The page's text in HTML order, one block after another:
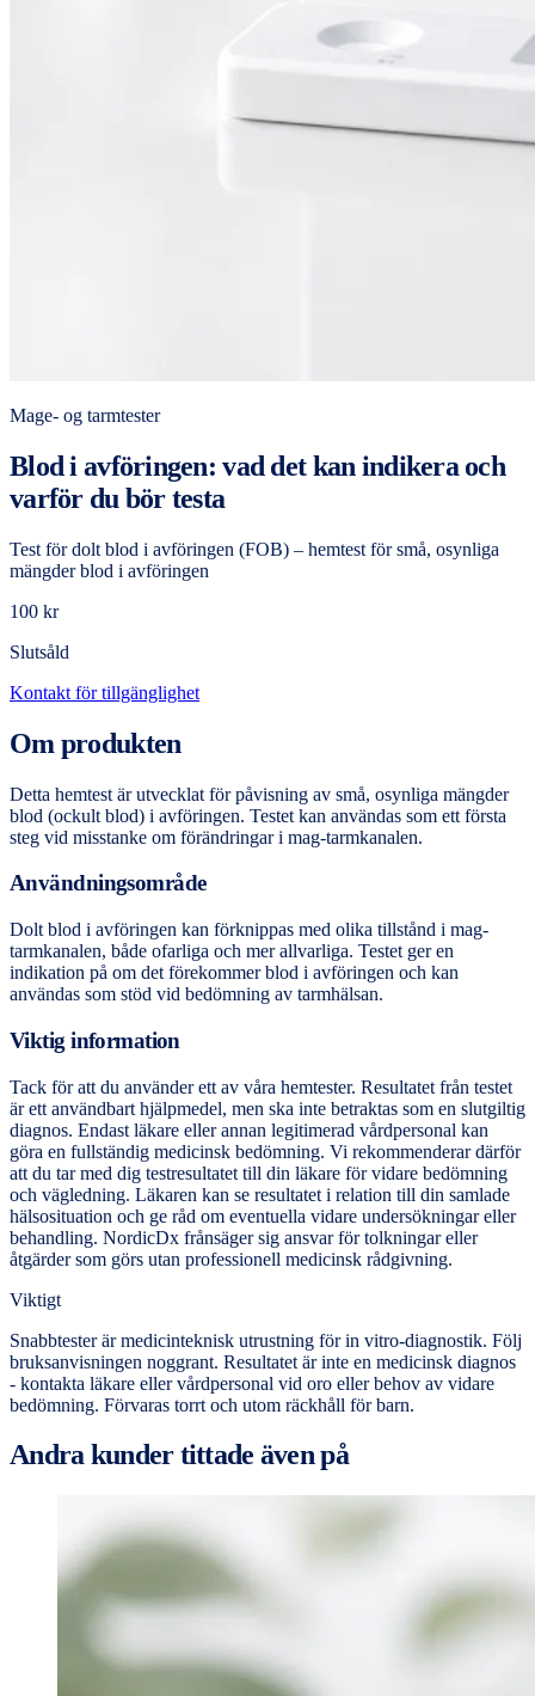
Mage- og tarmtester
Blod i avföringen: vad det kan indikera och
varför du bör testa
Test för dolt blod i avföringen (FOB) – hemtest för små, osynliga
mängder blod i avföringen
100 kr
Slutsåld
Kontakt för tillgänglighet
Om produkten
Detta hemtest är utvecklat för påvisning av små, osynliga mängder
blod (ockult blod) i avföringen. Testet kan användas som ett första
steg vid misstanke om förändringar i mag-tarmkanalen.
Användningsområde
Dolt blod i avföringen kan förknippas med olika tillstånd i mag-
tarmkanalen, både ofarliga och mer allvarliga. Testet ger en
indikation på om det förekommer blod i avföringen och kan
användas som stöd vid bedömning av tarmhälsan.
Viktig information
Tack för att du använder ett av våra hemtester. Resultatet från testet
är ett användbart hjälpmedel, men ska inte betraktas som en slutgiltig
diagnos. Endast läkare eller annan legitimerad vårdpersonal kan
göra en fullständig medicinsk bedömning. Vi rekommenderar därför
att du tar med dig testresultatet till din läkare för vidare bedömning
och vägledning. Läkaren kan se resultatet i relation till din samlade
hälsosituation och ge råd om eventuella vidare undersökningar eller
behandling. NordicDx frånsäger sig ansvar för tolkningar eller
åtgärder som görs utan professionell medicinsk rådgivning.
Viktigt
Snabbtester är medicinteknisk utrustning för in vitro-diagnostik. Följ
bruksanvisningen noggrant. Resultatet är inte en medicinsk diagnos
- kontakta läkare eller vårdpersonal vid oro eller behov av vidare
bedömning. Förvaras torrt och utom räckhåll för barn.
Andra kunder tittade även på